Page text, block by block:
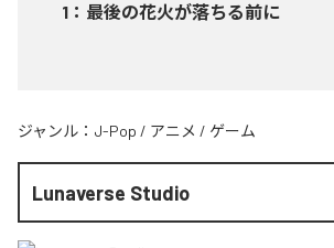
1 ： 最後の花火が落ちる前に
ジャンル： J-Pop / アニメ / ゲーム
Lunaverse Studio